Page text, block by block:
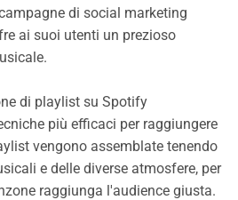
di social marketing
ai suoi utenti un prezioso
di playlist su Spotify
più efficaci per raggiungere
vengono assemblate tenendo
e delle diverse atmosfere, per
raggiunga l'audience giusta.